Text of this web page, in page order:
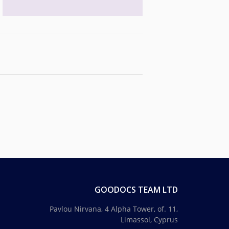
GOODOCS TEAM LTD
Pavlou Nirvana, 4 Alpha Tower, of. 11,
Limassol, Cyprus